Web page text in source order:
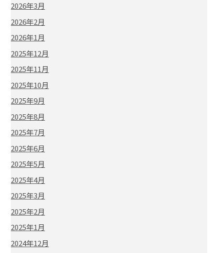
2026年3月
2026年2月
2026年1月
2025年12月
2025年11月
2025年10月
2025年9月
2025年8月
2025年7月
2025年6月
2025年5月
2025年4月
2025年3月
2025年2月
2025年1月
2024年12月